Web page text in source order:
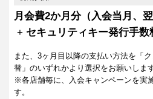
月会費2か月分（入会当月、翌
+ セキュリティキー発行手数
また、3ヶ月目以降の支払い方法を「
替」のいずれかより選択をお願いします
※各店舗毎に、入会キャンペーンを実
す。